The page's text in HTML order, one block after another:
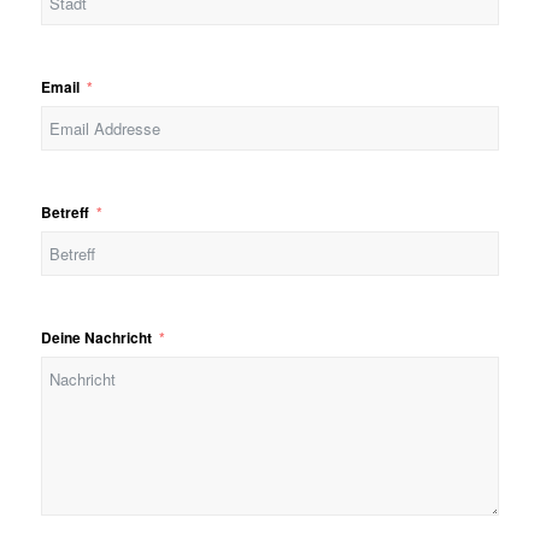
Email
Betreff
Deine Nachricht